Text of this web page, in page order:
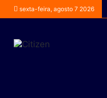
sexta-feira, agosto 7 2026